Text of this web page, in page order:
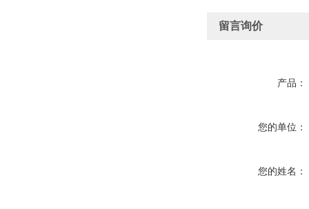
留言询价
产品：
您的单位：
您的姓名：